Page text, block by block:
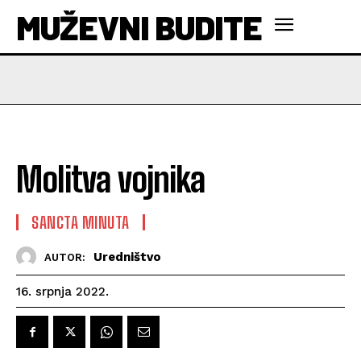
MUŽEVNI BUDITE
Molitva vojnika
SANCTA MINUTA
AUTOR: Uredništvo
16. srpnja 2022.